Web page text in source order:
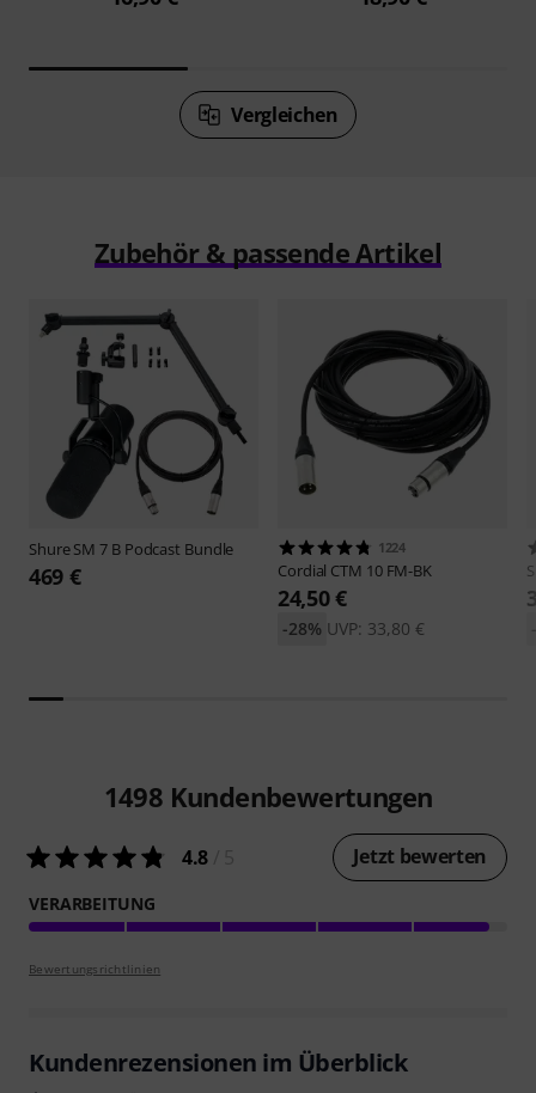
Vergleichen
Zubehör & passende Artikel
ShureSM 7 B Podcast Bundle
469 €
1224
Cordial CTM 10 FM-BK
24,50 €
UVP: 33,80 €
-28%
1498 Kundenbewertungen
4.8 Jetzt bewerten
VERARBEITUNG
Bewertungsrichtlinien
Kundenrezensionen im Überblick